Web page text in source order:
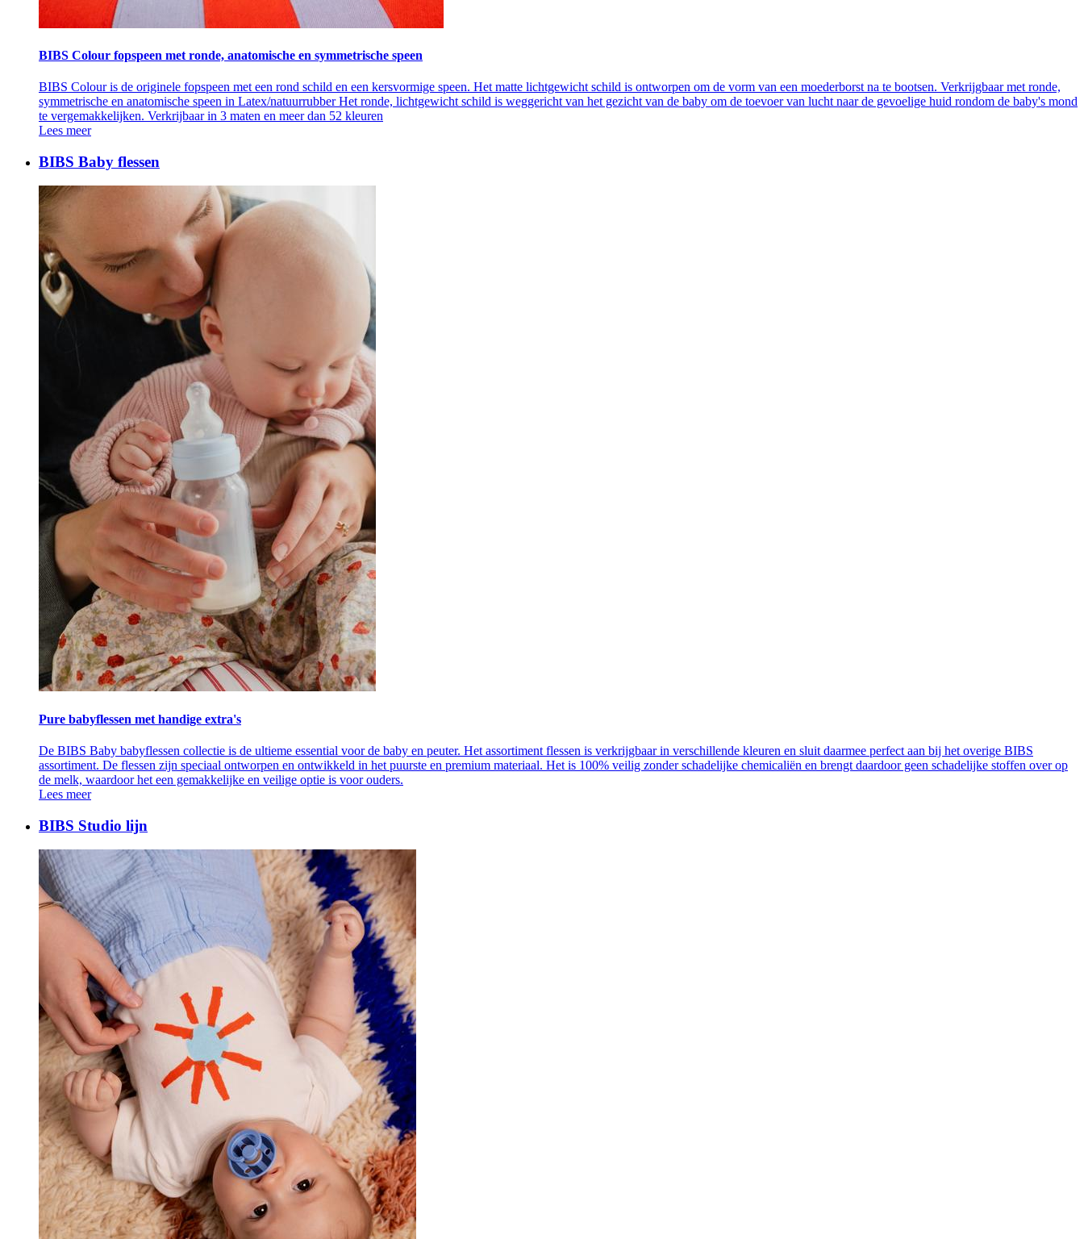
BIBS Colour fopspeen met ronde, anatomische en symmetrische speen
BIBS Colour is de originele fopspeen met een rond schild en een kersvormige speen. Het matte lichtgewicht schild is ontworpen om de vorm van een moederborst na te bootsen. Verkrijgbaar met ronde,
symmetrische en anatomische speen in Latex/natuurrubber Het ronde, lichtgewicht schild is weggericht van het gezicht van de baby om de toevoer van lucht naar de gevoelige huid rondom de baby's mond
te vergemakkelijken. Verkrijbaar in 3 maten en meer dan 52 kleuren
Lees meer
BIBS Baby flessen
Pure babyflessen met handige extra's
De BIBS Baby babyflessen collectie is de ultieme essential voor de baby en peuter. Het assortiment flessen is verkrijgbaar in verschillende kleuren en sluit daarmee perfect aan bij het overige BIBS
assortiment. De flessen zijn speciaal ontworpen en ontwikkeld in het puurste en premium materiaal. Het is 100% veilig zonder schadelijke chemicaliën en brengt daardoor geen schadelijke stoffen over op
de melk, waardoor het een gemakkelijke en veilige optie is voor ouders.
Lees meer
BIBS Studio lijn